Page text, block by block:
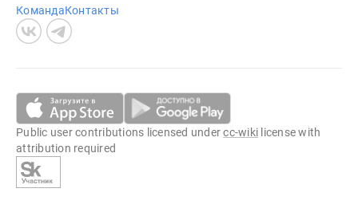
КомандаКонтакты
Public user contributions licensed undercc-wiki license with
attribution required